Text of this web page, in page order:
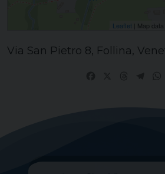
Leaflet | Map data
Via San Pietro 8, Follina,